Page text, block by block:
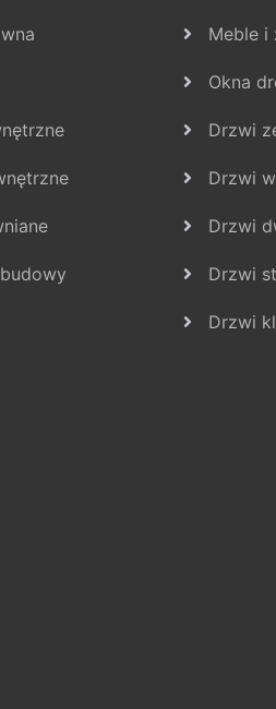
Meble i
Okna
Drzwi
Drzwi
Drzwi
Drzwi
Drzwi